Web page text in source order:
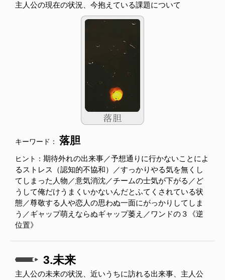
主人公の現在の状況、今抱えている課題について
キーワード： 落胆
ヒント： 期待外れの出来事／予想通りに行かないことによ
るストレス（認知的不協和）／すっかりやる気を無くし
てしまった人物／意気消沈／チームの士気が下がる／ど
うして俺だけうまくいかないんだとふてくされている状
態／尊敬する人や恋人の思わぬ一面にがっかりしてしま
う／ギャップ萌えならぬギャップ萎え／ワンドの３《逆
位置》
3.未来
主人公の未来の状況、近いうちに訪れる出来事、主人公